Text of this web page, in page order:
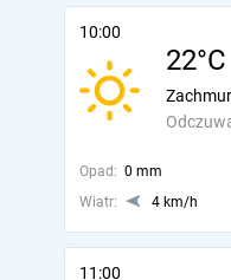
10:00
22°C
Opad: 0 mm
Wiatr:
4 km/h
11:00